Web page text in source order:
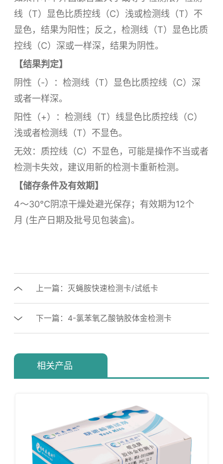
线（T）显色比质控线（C）浅或检测线（T）不
显色，结果为阳性；反之，检测线（T）显色比质
控线（C）深或一样深，结果为阴性。
【结果判定】
阴性（-）：检测线（T）显色比质控线（C）深
或者一样深。
阳性（+）：检测线（T）线显色比质控线（C）
浅或者检测线（T）不显色。
无效：质控线（C）不显色，可能是操作不当或者
检测卡失效，建议用新的检测卡重新检测。
【储存条件及有效期】
4～30℃阴凉干燥处避光保存；有效期为12个
月 (生产日期及批号见包装盒)。
上一篇：灭蝇胺快速检测卡/试纸卡
下一篇：4-氯苯氧乙酸钠胶体金检测卡
相关产品